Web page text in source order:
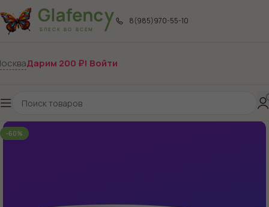
8(985)970-55-10
Дарим 200 ₽! Войти
-60%